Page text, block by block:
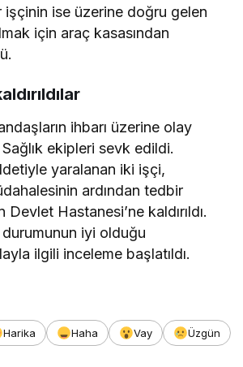
ise üzerine doğru gelen
için araç kasasından
ihbarı üzerine olay
ekipleri sevk edildi.
yaralanan iki işçi,
ardından tedbir
Devlet Hastanesi’ne kaldırıldı.
durumunun iyi olduğu
ilgili inceleme başlatıldı.
Harika Haha Vay
Üzgün